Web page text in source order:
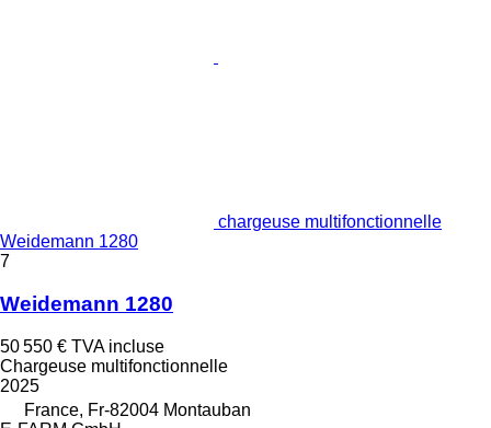
chargeuse multifonctionnelle
Weidemann 1280
7
Weidemann 1280
50 550 € TVA incluse
Chargeuse multifonctionnelle
2025
France, Fr-82004 Montauban